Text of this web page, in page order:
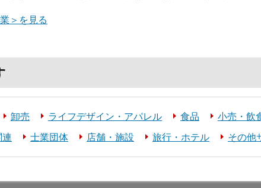
＞を見る
卸売 ライフデザイン・アパレル 食品 小売・飲
連 士業団体 店舗・施設 旅行・ホテル その他